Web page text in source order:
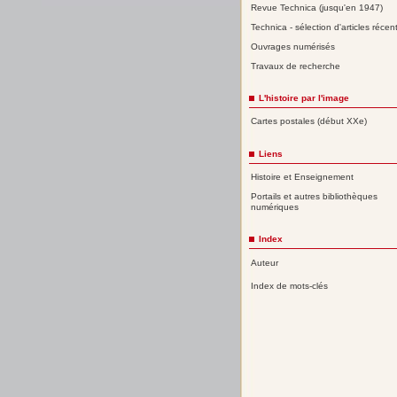
Revue Technica (jusqu'en 1947)
Technica - sélection d'articles
Ouvrages numérisés
Travaux de recherche
L'histoire par l'image
Cartes postales (début XXe)
Liens
Histoire et Enseignement
Portails et autres bibliothèques
numériques
Index
Auteur
Index de mots-clés